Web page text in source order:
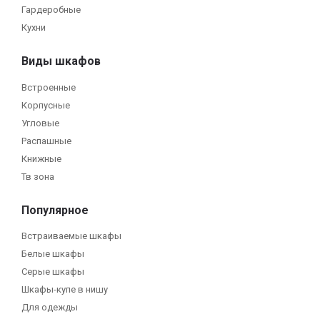
Гардеробные
Кухни
Виды шкафов
Встроенные
Корпусные
Угловые
Распашные
Книжные
Тв зона
Популярное
Встраиваемые шкафы
Белые шкафы
Серые шкафы
Шкафы-купе в нишу
Для одежды